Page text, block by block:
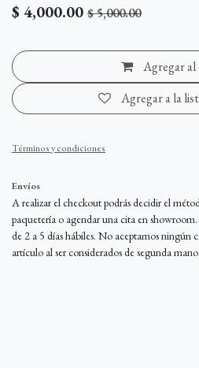
$ 4,000.00 $5,000.00
Agregar
Agregar a la
Términos y condiciones
Envíos
A realizar el checkout podrás decidir el
paquetería o agendar una cita en
de 2 a 5 días hábiles. No aceptamos
artículo al ser considerados de segunda mano.